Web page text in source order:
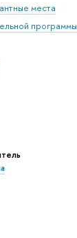
места
программы